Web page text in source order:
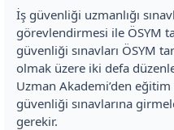
İş güvenliği uzmanlığı
görevlendirmesi ile ÖSYM
güvenliği sınavları ÖSYM
olmak üzere iki defa
Uzman Akademi’den eğitim
güvenliği sınavlarına
gerekir.